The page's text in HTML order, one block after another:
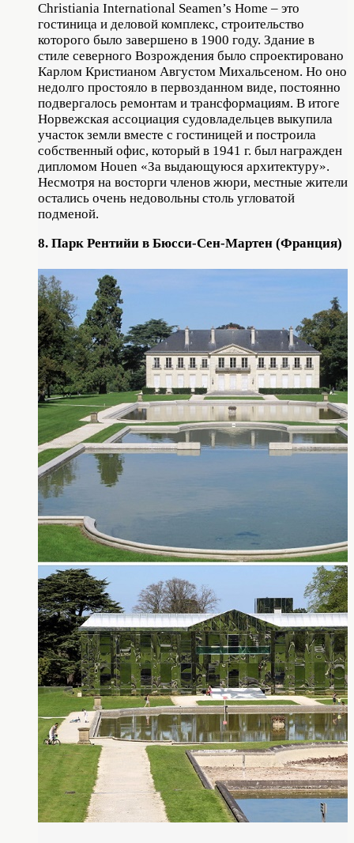
Christiania International Seamen’s Home – это
гостиница и деловой комплекс, строительство
которого было завершено в 1900 году. Здание в
стиле северного Возрождения было спроектировано
Карлом Кристианом Августом Михальсеном. Но оно
недолго простояло в первозданном виде, постоянно
подвергалось ремонтам и трансформациям. В итоге
Норвежская ассоциация судовладельцев выкупила
участок земли вместе с гостиницей и построила
собственный офис, который в 1941 г. был награжден
дипломом Houen «За выдающуюся архитектуру».
Несмотря на восторги членов жюри, местные жители
остались очень недовольны столь угловатой
подменой.
8. Парк Рентийи в Бюсси-Сен-Мартен (Франция)